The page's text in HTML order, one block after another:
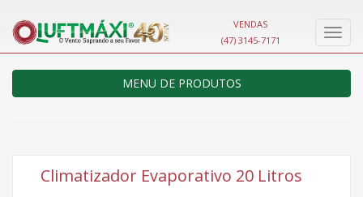
VENDAS
(47) 3145-7171
MENU DE PRODUTOS
Climatizador Evaporativo 20 Litros